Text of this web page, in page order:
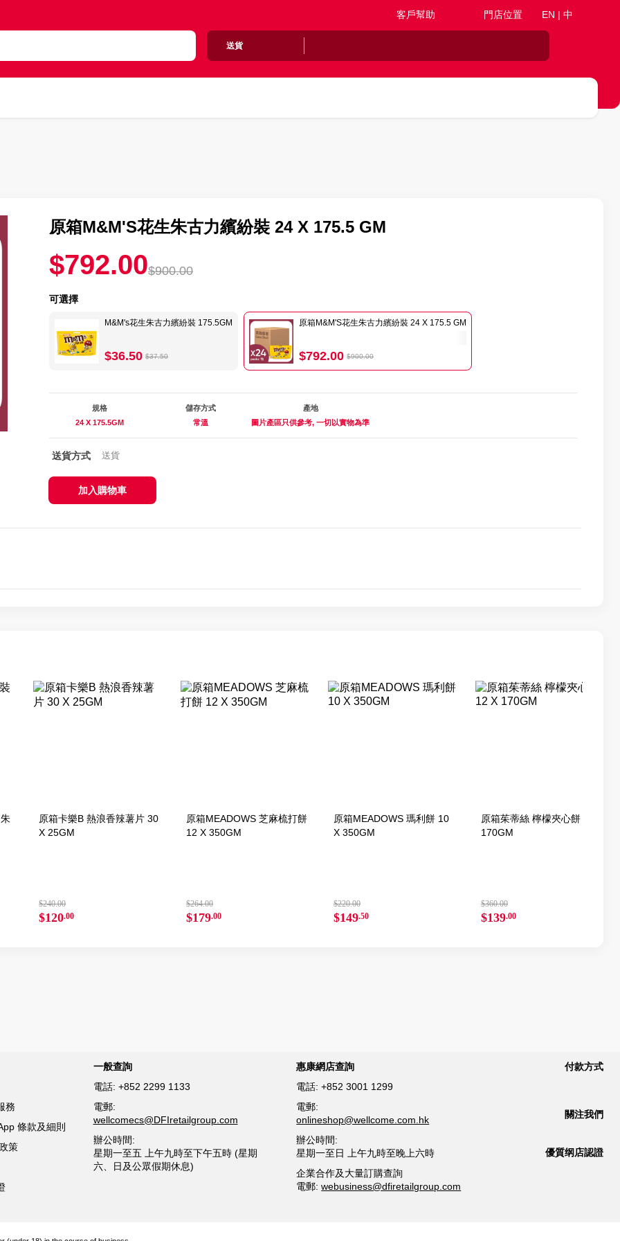
客戶幫助 門店位置 EN | 中
送貨
原箱M&M'S花生朱古力繽紛裝 24 X 175.5 GM
$792.00$900.00
可選擇
M&M's花生朱古力繽紛裝 175.5GM
$36.50 $37.50
原箱M&M'S花生朱古力繽紛裝 24 X 175.5 GM
$792.00 $900.00
規格
24 X 175.5GM
儲存方式
常溫
產地
圖片產區只供參考, 一切以實物為準
送貨方式 送貨
加入購物車
原箱卡樂B 熱浪香辣薯片 30
X 25GM
$240.00
$120.00
原箱MEADOWS 芝麻梳打餅
12 X 350GM
$264.00
$179.00
原箱MEADOWS 瑪利餅 10
X 350GM
$220.00
$149.50
原箱茱蒂絲 檸檬夾心餅 12 X
170GM
$360.00
$139.00
務
條款及細則
策
一般查詢
電話: +852 2299 1133
電郵:
wellcomecs@DFIretailgroup.com
辦公時間:
星期一至五 上午九時至下午五時 (星期
六、日及公眾假期休息)
惠康網店查詢
電話:+852 3001 1299
電郵:
onlineshop@wellcome.com.hk
辦公時間:
星期一至日 上午九時至晚上六時
企業合作及大量訂購查詢
電郵:webusiness@dfiretailgroup.com
付款方式
關注我們
優質纲店認證